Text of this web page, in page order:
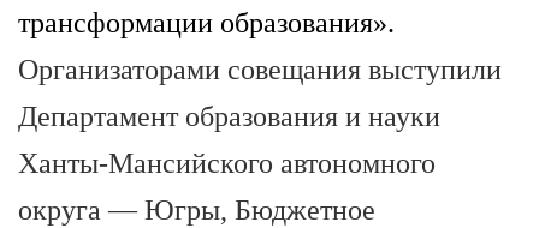
трансформации образования».
Организаторами совещания выступили
Департамент образования и науки
Ханты-Мансийского автономного
округа — Югры, Бюджетное